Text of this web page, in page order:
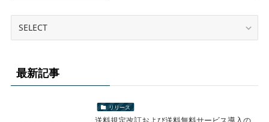
最新記事
リリース